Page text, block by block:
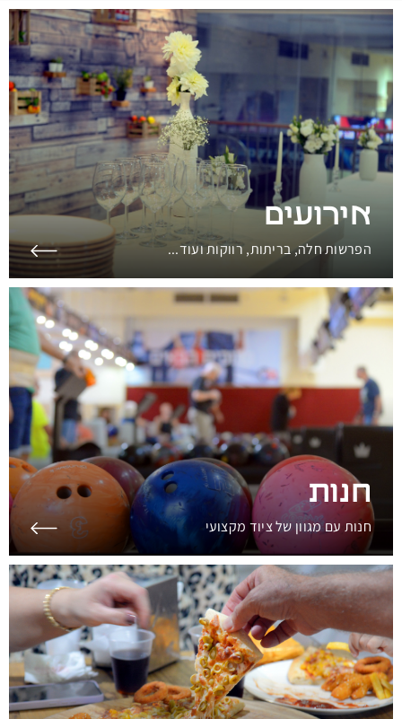
אירועים
הפרשות חלה, בריתות, רווקות ועוד...
חנות
חנות עם מגוון של ציוד מקצועי